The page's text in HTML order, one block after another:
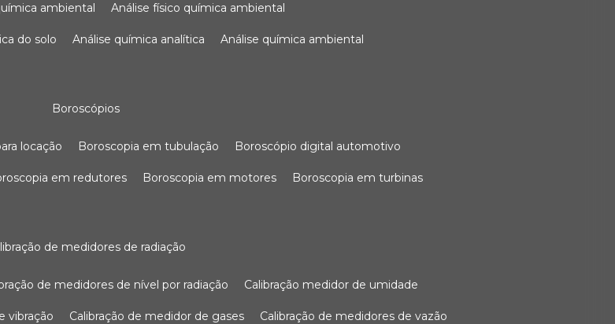
ambiental análise físico química ambiental
do solo análise química analítica análise química ambiental
boroscópios
locação boroscopia em tubulação boroscópio digital automotivo
em redutores boroscopia em motores boroscopia em turbinas
de medidores de radiação
de medidores de nível por radiação calibração medidor de umidade
vibração calibração de medidor de gases calibração de medidores de vazão